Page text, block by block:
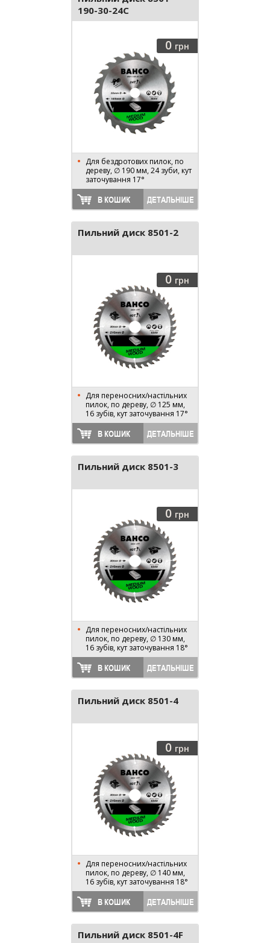
190-30-24C
0 грн
Для бездротових пилок, по
дереву, ∅ 190 мм, 24 зуби, кут
заточування 17°
В КОШИК ДЕТАЛЬНІШЕ
Пильний диск 8501-2
0 грн
Для переносних/настільних
пилок, по дереву, ∅ 125 мм,
16 зубів, кут заточування 17°
В КОШИК ДЕТАЛЬНІШЕ
Пильний диск 8501-3
0 грн
Для переносних/настільних
пилок, по дереву, ∅ 130 мм,
16 зубів, кут заточування 18°
В КОШИК ДЕТАЛЬНІШЕ
Пильний диск 8501-4
0 грн
Для переносних/настільних
пилок, по дереву, ∅ 140 мм,
16 зубів, кут заточування 18°
В КОШИК ДЕТАЛЬНІШЕ
Пильний диск 8501-4F